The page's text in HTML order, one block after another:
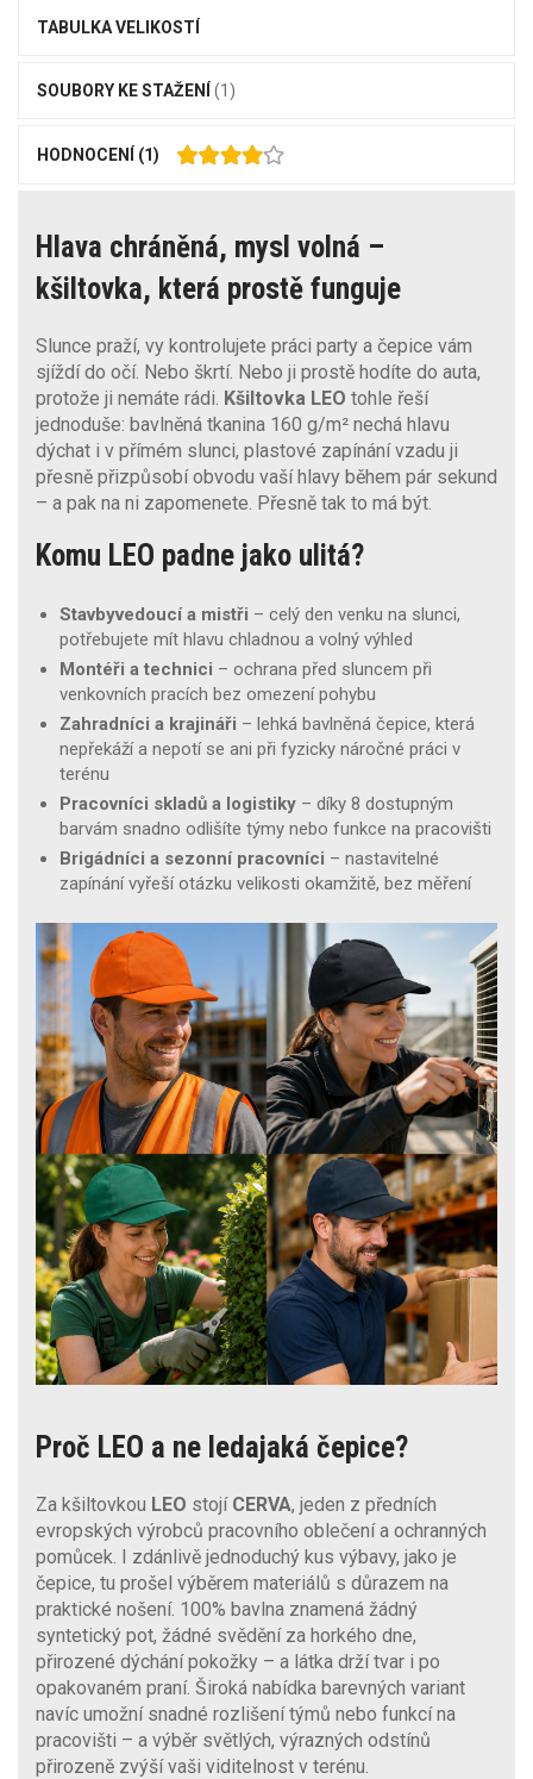
TABULKA VELIKOSTÍ
SOUBORY KE STAŽENÍ (1)
HODNOCENÍ (1)
Hlava chráněná, mysl volná –
kšiltovka, která prostě funguje
Slunce praží, vy kontrolujete práci party a čepice vám
sjíždí do očí. Nebo škrtí. Nebo ji prostě hodíte do auta,
protože ji nemáte rádi. Kšiltovka LEO tohle řeší
jednoduše: bavlněná tkanina 160 g/m² nechá hlavu
dýchat i v přímém slunci, plastové zapínání vzadu ji
přesně přizpůsobí obvodu vaší hlavy během pár sekund
– a pak na ni zapomenete. Přesně tak to má být.
Komu LEO padne jako ulitá?
Stavbyvedoucí a mistři – celý den venku na slunci,
potřebujete mít hlavu chladnou a volný výhled
Montéři a technici – ochrana před sluncem při
venkovních pracích bez omezení pohybu
Zahradníci a krajináři – lehká bavlněná čepice, která
nepřekáží a nepotí se ani při fyzicky náročné práci v
terénu
Pracovníci skladů a logistiky – díky 8 dostupným
barvám snadno odlišíte týmy nebo funkce na pracovišti
Brigádníci a sezonní pracovníci – nastavitelné
zapínání vyřeší otázku velikosti okamžitě, bez měření
Proč LEO a ne ledajaká čepice?
Za kšiltovkou LEO stojí CERVA, jeden z předních
evropských výrobců pracovního oblečení a ochranných
pomůcek. I zdánlivě jednoduchý kus výbavy, jako je
čepice, tu prošel výběrem materiálů s důrazem na
praktické nošení. 100% bavlna znamená žádný
syntetický pot, žádné svědění za horkého dne,
přirozené dýchání pokožky – a látka drží tvar i po
opakovaném praní. Široká nabídka barevných variant
navíc umožní snadné rozlišení týmů nebo funkcí na
pracovišti – a výběr světlých, výrazných odstínů
přirozeně zvýší vaši viditelnost v terénu.